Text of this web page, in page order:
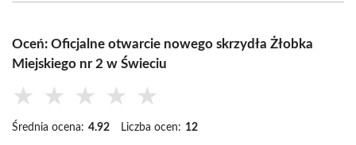
Oceń: Oficjalne otwarcie nowego skrzydła Żłobka
Miejskiego nr 2 w Świeciu
★ ★ ★ ★ ★
Średnia ocena: 4.92 Liczba ocen: 12